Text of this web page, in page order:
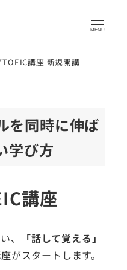
MENU
TOEIC講座 新規開講
を同時に伸ば
学び方
講座
、
「話して覚える」
がスタートします。